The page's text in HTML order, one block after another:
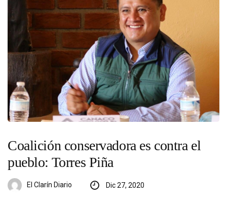
Coalición conservadora es contra el
pueblo: Torres Piña
El Clarín Diario Dic 27, 2020